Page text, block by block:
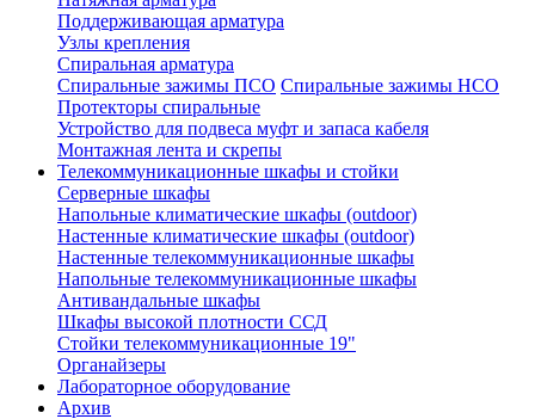
Поддерживающая арматура
Узлы крепления
Спиральная арматура
Спиральные зажимы ПСО Спиральные зажимы НСО
Протекторы спиральные
Устройство для подвеса муфт и запаса кабеля
Монтажная лента и скрепы
Телекоммуникационные шкафы и стойки
Серверные шкафы
Напольные климатические шкафы (outdoor)
Настенные климатические шкафы (outdoor)
Настенные телекоммуникационные шкафы
Напольные телекоммуникационные шкафы
Антивандальные шкафы
Шкафы высокой плотности ССД
Стойки телекоммуникационные 19"
Органайзеры
Лабораторное оборудование
Архив